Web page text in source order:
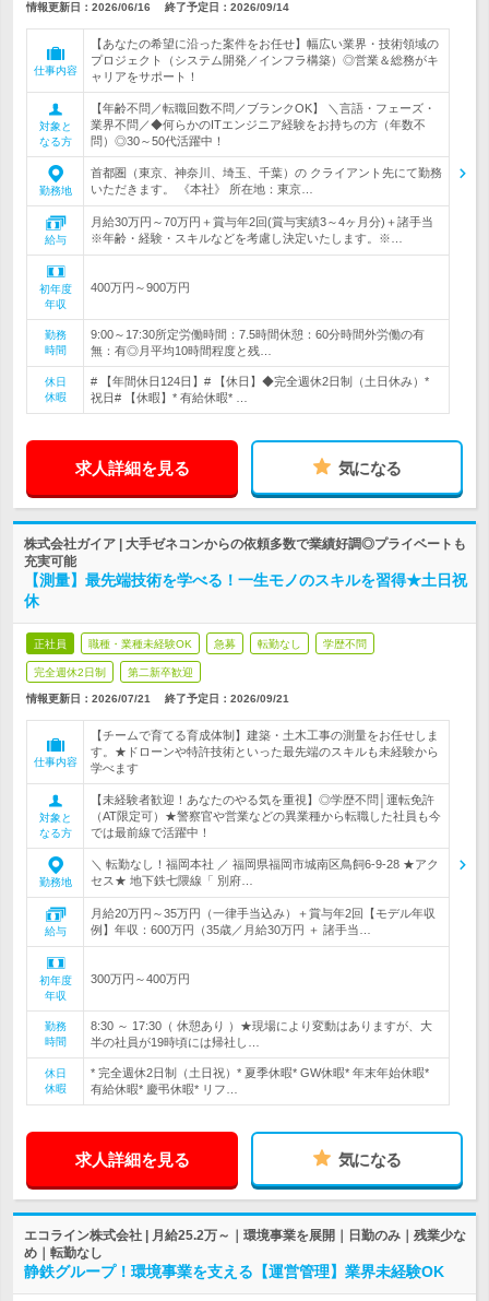
情報更新日：2026/06/16 終了予定日： 2026/09/14
仕事内容
【あなたの希望に沿った案件をお任せ】幅広い業界・技術領域の
プロジェクト（システム開発／インフラ構築）◎営業＆総務がキ
ャリアをサポート！
対象と
なる方
【年齢不問／転職回数不問／ブランクOK】 ＼言語・フェーズ・
業界不問／◆何らかのITエンジニア経験をお持ちの方（年数不
問）◎30～50代活躍中！
勤務地
首都圏（東京、神奈川、埼玉、千葉）の クライアント先にて勤務
いただきます。 《本社》 所在地：東京…
給与
月給30万円～70万円＋賞与年2回(賞与実績3～4ヶ月分)＋諸手当
※年齢・経験・スキルなどを考慮し決定いたします。※…
初年度
年収
400万円～900万円
勤務
時間
9:00～17:30所定労働時間：7.5時間休憩：60分時間外労働の有
無：有◎月平均10時間程度と残…
休日
休暇
# 【年間休日124日】# 【休日】◆完全週休2日制（土日休み）*
祝日# 【休暇】* 有給休暇* …
求人詳細を見る 気になる
株式会社ガイア | 大手ゼネコンからの依頼多数で業績好調◎プライベートも
充実可能
【測量】最先端技術を学べる！一生モノのスキルを習得★土日祝
休
正社員 職種・業種未経験OK 急募 転勤なし 学歴不問
完全週休2日制 第二新卒歓迎
情報更新日：2026/07/21 終了予定日： 2026/09/21
仕事内容
【チームで育てる育成体制】建築・土木工事の測量をお任せしま
す。★ドローンや特許技術といった最先端のスキルも未経験から
学べます
対象と
なる方
【未経験者歓迎！あなたのやる気を重視】◎学歴不問│運転免許
（AT限定可）★警察官や営業などの異業種から転職した社員も今
では最前線で活躍中！
勤務地
＼ 転勤なし！福岡本社 ／ 福岡県福岡市城南区鳥飼6-9-28 ★アク
セス★ 地下鉄七隈線「 別府…
給与
月給20万円～35万円（一律手当込み）＋賞与年2回【モデル年収
例】年収：600万円（35歳／月給30万円 ＋ 諸手当…
初年度
年収
300万円～400万円
勤務
時間
8:30 ～ 17:30（ 休憩あり ）★現場により変動はありますが、大
半の社員が19時頃には帰社し…
休日
休暇
* 完全週休2日制（土日祝）* 夏季休暇* GW休暇* 年末年始休暇*
有給休暇* 慶弔休暇* リフ…
求人詳細を見る 気になる
エコライン株式会社 | 月給25.2万～｜環境事業を展開｜日勤のみ｜残業少な
め｜転勤なし
静鉄グループ！環境事業を支える【運営管理】業界未経験OK